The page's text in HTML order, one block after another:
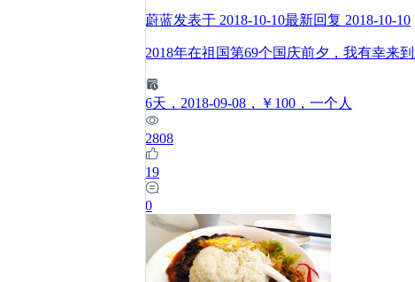
蔚蓝发表于 2018-10-10最新回复 2018-10-10
2018年在祖国第69个国庆前夕，我有幸来
6天 ，2018-09-08 ，￥100 ，一个人
2808
19
0